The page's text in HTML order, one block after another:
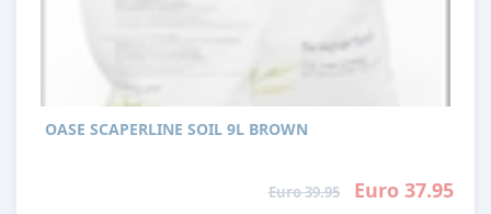
OASE SCAPERLINE SOIL 9L BROWN
Euro 39.95 Euro 37.95